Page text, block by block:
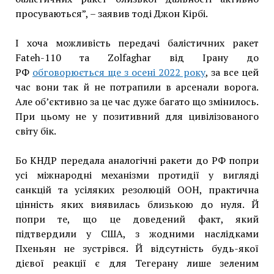
просуваються”, – заявив тоді Джон Кірбі.
І хоча можливість передачі балістичних ракет
Fateh-110 та Zolfaghar від Ірану до
РФ обговорюється ще з осені 2022 року, за все цей
час вони так й не потрапили в арсенали ворога.
Але об’єктивно за це час дуже багато що змінилось.
При цьому не у позитивний для цивілізованого
світу бік.
Бо КНДР передала аналогічні ракети до РФ попри
усі міжнародні механізми протидії у вигляді
санкцій та усіляких резолюцій ООН, практична
цінність яких виявилась близькою до нуля. Й
попри те, що це доведений факт, який
підтвердили у США, з жодними наслідками
Пхеньян не зустрівся. Й відсутність будь-якої
дієвої реакції є для Тегерану лише зеленим